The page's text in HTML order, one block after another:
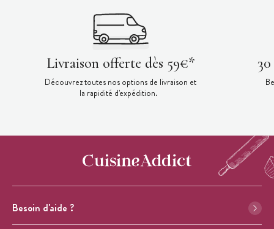
Livraison offerte dès 59€*
Découvrez toutes nos options de livraison et
la rapidité d'expédition.
Besoin d'aide ?